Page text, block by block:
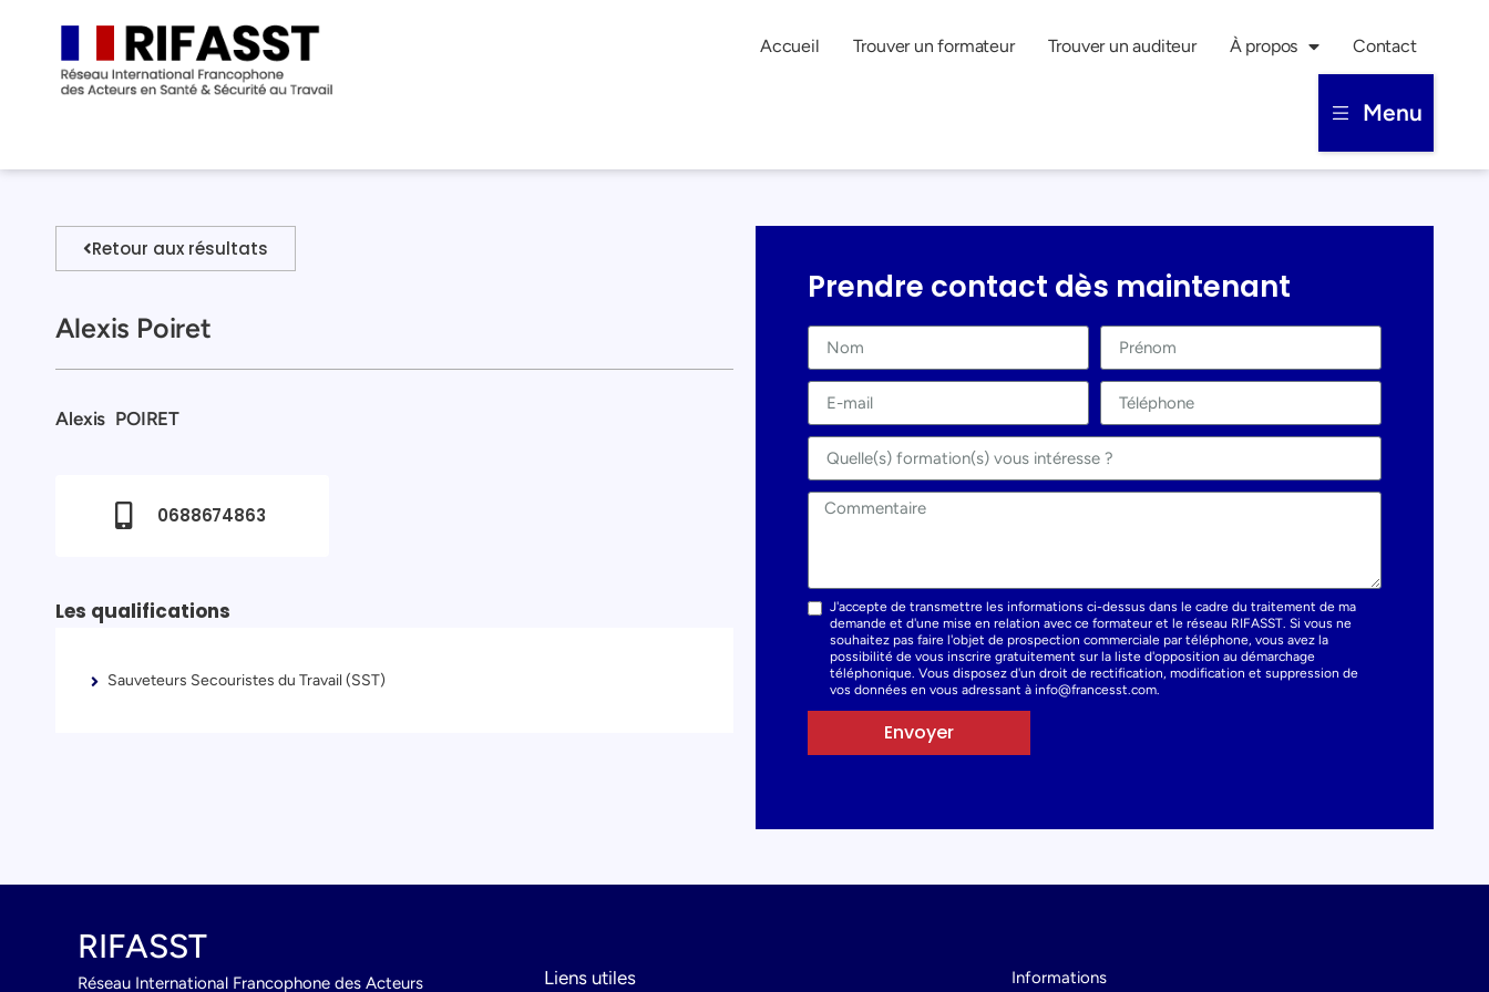
Accueil Trouver un formateur Trouver un auditeur À propos Contact
Menu
Retour aux résultats
Alexis Poiret
Alexis POIRET
0688674863
Les qualifications
Sauveteurs Secouristes du Travail (SST)
Prendre contact dès maintenant
J'accepte de transmettre les informations ci-dessus dans le cadre du traitement de ma
demande et d'une mise en relation avec ce formateur et le réseau RIFASST. Si vous ne
souhaitez pas faire l'objet de prospection commerciale par téléphone, vous avez la
possibilité de vous inscrire gratuitement sur la liste d'opposition au démarchage
téléphonique. Vous disposez d'un droit de rectification, modification et suppression de
vos données en vous adressant à info@francesst.com.
Envoyer
RIFASST
Réseau International Francophone des Acteurs Liens utiles Informations